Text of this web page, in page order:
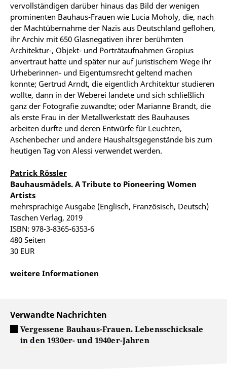
vervollständigen darüber hinaus das Bild der wenigen
prominenten Bauhaus-Frauen wie Lucia Moholy, die, nach
der Machtübernahme der Nazis aus Deutschland geflohen,
ihr Archiv mit 650 Glasnegativen ihrer berühmten
Architektur-, Objekt- und Porträtaufnahmen Gropius
anvertraut hatte und später nur auf juristischem Wege ihr
Urheberinnen- und Eigentumsrecht geltend machen
konnte; Gertrud Arndt, die eigentlich Architektur studieren
wollte, dann in der Weberei landete und sich schließlich
ganz der Fotografie zuwandte; oder Marianne Brandt, die
als erste Frau in der Metallwerkstatt des Bauhauses
arbeiten durfte und deren Entwürfe für Leuchten,
Aschenbecher und andere Haushaltsgegenstände bis zum
heutigen Tag von Alessi verwendet werden.
Patrick Rössler
Bauhausmädels. A Tribute to Pioneering Women
Artists
mehrsprachige Ausgabe (Englisch, Französisch, Deutsch)
Taschen Verlag, 2019
ISBN: 978-3-8365-6353-6
480 Seiten
30 EUR
weitere Informationen
Verwandte Nachrichten
Vergessene Bauhaus-Frauen. Lebensschicksale
in den 1930er- und 1940er-Jahren